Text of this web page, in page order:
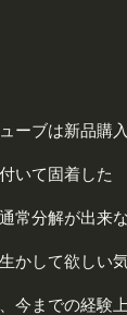
ーブは新品購入
いて固着した
常分解が出来な
かして欲しい
今までの経験上